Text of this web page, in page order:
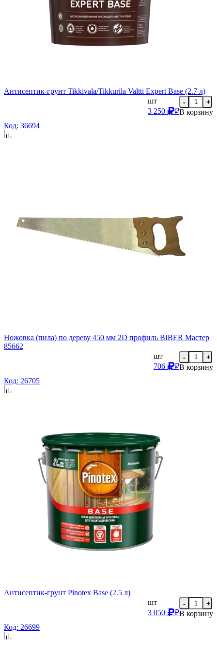
Антисептик-грунт Tikkivala/Tikkurila Valtti Expert Base (2.7 л)
шт
3 250
₽
- +
В корзину
Код: 36694
Ножовка (пила) по дереву 450 мм 2D профиль BIBER Мастер
85662
шт
706
₽
- +
В корзину
Код: 26705
Антисептик-грунт Pinotex Base (2.5 л)
шт
3 050
₽
- +
В корзину
Код: 26699